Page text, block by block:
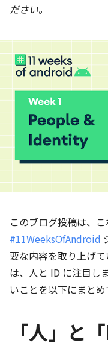
ださい。
このブログ投稿は、
#11WeeksOfAndroid
要な内容を取り上げ
は、人と ID に注目し
いことを以下にまとめ
「人」と「